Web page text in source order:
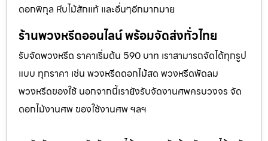
ดอกพิกุล หีบไม้สักแท้ และอื่นๆอีกมากมาย
ร้านพวงหรีดออนไลน์ พร้อมจัดส่งทั่วไทย
รับจัดพวงหรีด ราคาเริ่มต้น 590 บาท เราสามารถจัดได้ทุกรูป
แบบ ทุกราคา เช่น พวงหรีดดอกไม้สด พวงหรีดพัดลม
พวงหรีดของใช้ นอกจากนี้เรายังรับจัดงานศพครบวงจร จัด
ดอกไม้งานศพ ของใช้งานศพ ฯลฯ